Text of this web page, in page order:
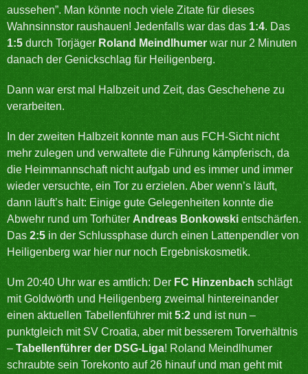
aussehen”. Man könnte noch viele Zitate für dieses
Wahnsinnstor raushauen! Jedenfalls war das das 1:4. Das
1:5 durch Torjäger Roland Meindlhumer war nur 2 Minuten
danach der Genickschlag für Heiligenberg.
Dann war erst mal Halbzeit und Zeit, das Geschehene zu
verarbeiten.
In der zweiten Halbzeit konnte man aus FCH-Sicht nicht
mehr zulegen und verwaltete die Führung kämpferisch, da
die Heimmannschaft nicht aufgab und es immer und immer
wieder versuchte, ein Tor zu erzielen. Aber wenn’s läuft,
dann läuft’s halt: Einige gute Gelegenheiten konnte die
Abwehr rund um Torhüter Andreas Bonkowski entschärfen.
Das 2:5 in der Schlussphase durch einen Lattenpendler von
Heiligenberg war hier nur noch Ergebniskosmetik.
Um 20:40 Uhr war es amtlich: Der FC Hinzenbach schlägt
mit Goldwörth und Heiligenberg zweimal hintereinander
einen aktuellen Tabellenführer mit5:2 und ist nun –
punktgleich mit SV Croatia, aber mit besserem Torverhältnis
– Tabellenführer der DSG-Liga! Roland Meindlhumer
schraubte sein Torekonto auf 26 hinauf und man geht mit